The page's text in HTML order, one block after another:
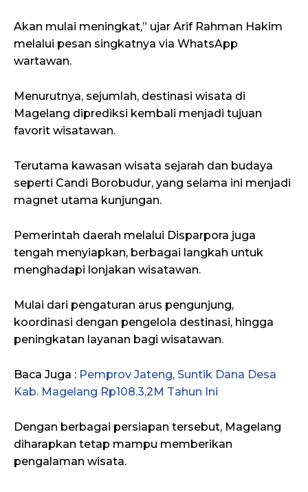
Akan mulai meningkat,” ujar Arif Rahman Hakim
melalui pesan singkatnya via WhatsApp
wartawan.
Menurutnya, sejumlah, destinasi wisata di
Magelang diprediksi kembali menjadi tujuan
favorit wisatawan.
Terutama kawasan wisata sejarah dan budaya
seperti Candi Borobudur, yang selama ini menjadi
magnet utama kunjungan.
Pemerintah daerah melalui Disparpora juga
tengah menyiapkan, berbagai langkah untuk
menghadapi lonjakan wisatawan.
Mulai dari pengaturan arus pengunjung,
koordinasi dengan pengelola destinasi, hingga
peningkatan layanan bagi wisatawan.
Baca Juga : Pemprov Jateng, Suntik Dana Desa
Kab. Magelang Rp108.3,2M Tahun Ini
Dengan berbagai persiapan tersebut, Magelang
diharapkan tetap mampu memberikan
pengalaman wisata.